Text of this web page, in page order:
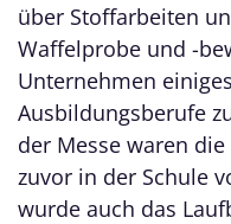
über Stoffarbeiten
Waffelprobe und -
Unternehmen
Ausbildungsberufe
der Messe waren
zuvor in der Schule
wurde auch das